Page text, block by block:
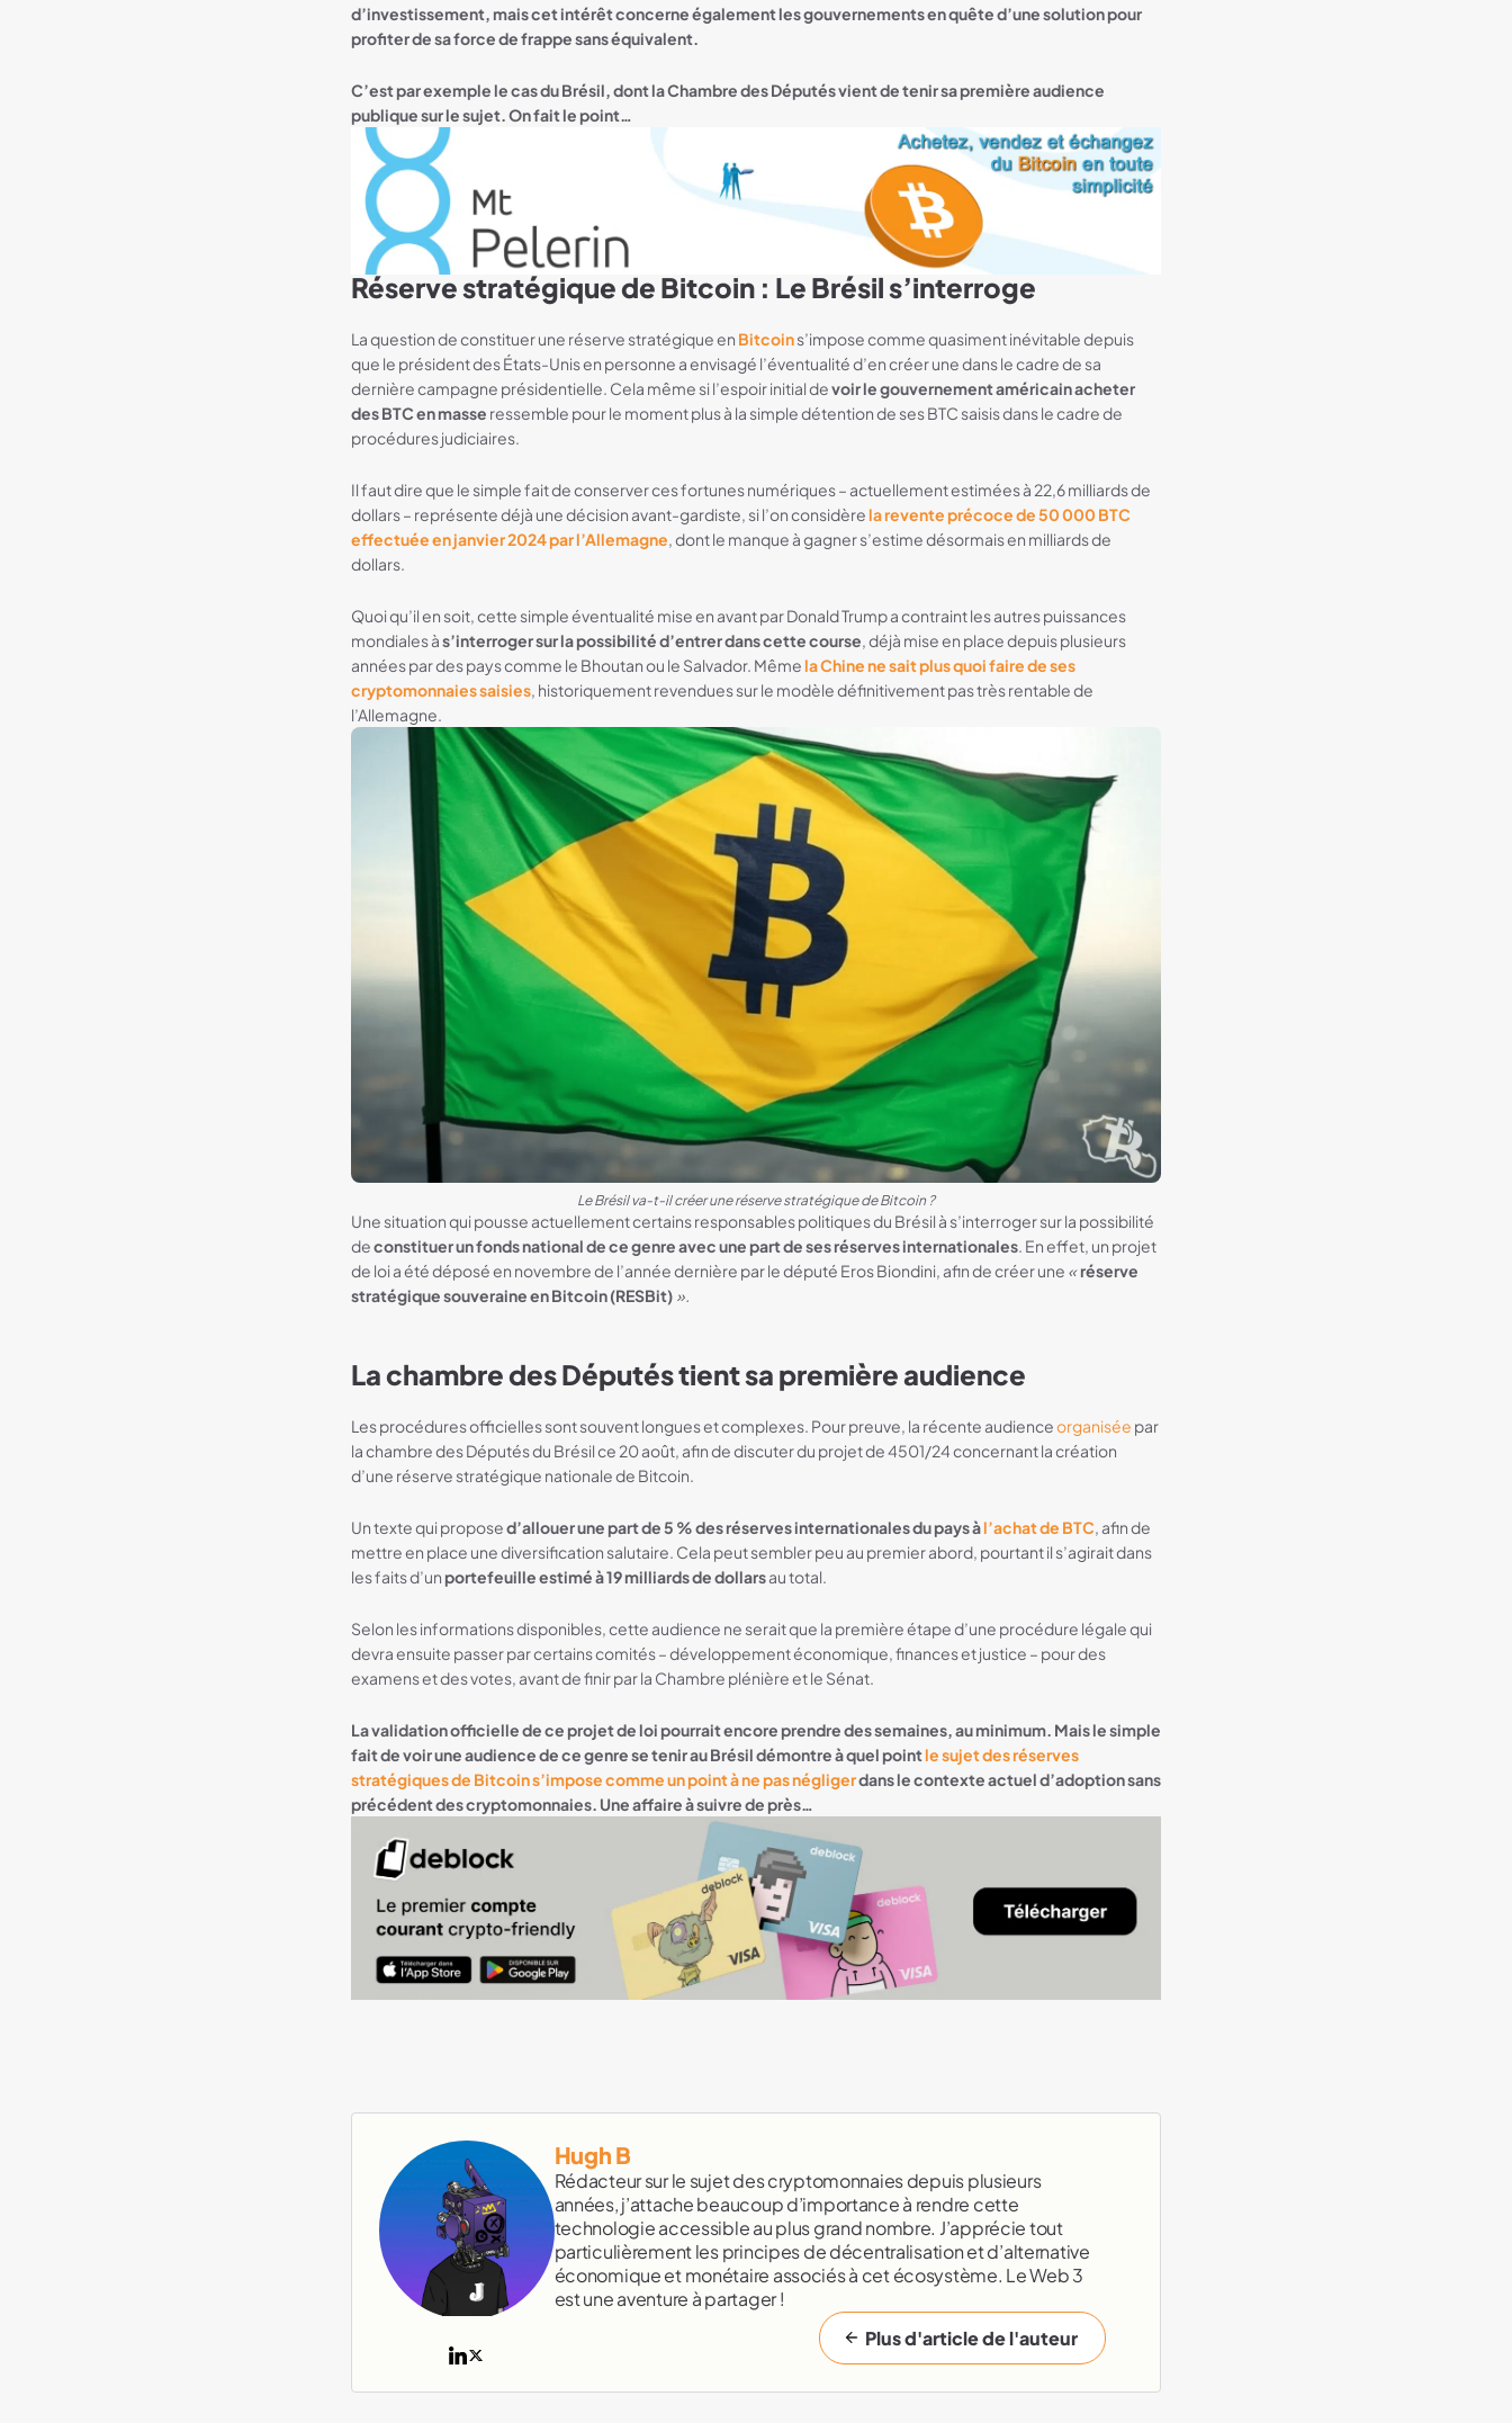
d’investissement, mais cet intérêt concerne également les gouvernements en quête d’une solution pour
profiter de sa force de frappe sans équivalent.
C’est par exemple le cas du Brésil, dont la Chambre des Députés vient de tenir sa première audience
publique sur le sujet. On fait le point…
Bannière MT Pelerin BTC
Réserve stratégique de Bitcoin : Le Brésil s’interroge
La question de constituer une réserve stratégique en Bitcoins’impose comme quasiment inévitable depuis
que le président des États-Unis en personne a envisagé l’éventualité d’en créer une dans le cadre de sa
dernière campagne présidentielle. Cela même si l’espoir initial devoir le gouvernement américain acheter
des BTC en masse ressemble pour le moment plus à la simple détention de ses BTC saisis dans le cadre de
procédures judiciaires.
Il faut dire que le simple fait de conserver ces fortunes numériques – actuellement estimées à 22,6 milliards de
dollars – représente déjà une décision avant-gardiste, si l’on considèrela revente précoce de 50 000 BTC
effectuée en janvier 2024 par l’Allemagne, dont le manque à gagner s’estime désormais en milliards de
dollars.
Quoi qu’il en soit, cette simple éventualité mise en avant par Donald Trump a contraint les autres puissances
mondiales às’interroger sur la possibilité d’entrer dans cette course, déjà mise en place depuis plusieurs
années par des pays comme le Bhoutan ou le Salvador. Mêmela Chine ne sait plus quoi faire de ses
cryptomonnaies saisies, historiquement revendues sur le modèle définitivement pas très rentable de
l’Allemagne.
Le Brésil va-t-il créer une réserve stratégique de Bitcoin ?
Une situation qui pousse actuellement certains responsables politiques du Brésil à s’interroger sur la possibilité
deconstituer un fonds national de ce genre avec une part de ses réserves internationales. En effet, un projet
de loi a été déposé en novembre de l’année dernière par le député Eros Biondini, afin de créer une «réserve
stratégique souveraine en Bitcoin (RESBit) ».
La chambre des Députés tient sa première audience
Les procédures officielles sont souvent longues et complexes. Pour preuve, la récente audienceorganisée par
la chambre des Députés du Brésil ce 20 août, afin de discuter du projet de 4501/24 concernant la création
d’une réserve stratégique nationale de Bitcoin.
Un texte qui proposed’allouer une part de 5 % des réserves internationales du pays àl’achat de BTC, afin de
mettre en place une diversification salutaire. Cela peut sembler peu au premier abord, pourtant il s’agirait dans
les faits d’un portefeuille estimé à 19 milliards de dollarsau total.
Selon les informations disponibles, cette audience ne serait que la première étape d’une procédure légale qui
devra ensuite passer par certains comités – développement économique, finances et justice – pour des
examens et des votes, avant de finir par la Chambre plénière et le Sénat.
La validation officielle de ce projet de loi pourrait encore prendre des semaines, au minimum. Mais le simple
fait de voir une audience de ce genre se tenir au Brésil démontre à quel pointle sujet des réserves
stratégiques de Bitcoin s’impose comme un point à ne pas négligerdans le contexte actuel d’adoption sans
précédent des cryptomonnaies. Une affaire à suivre de près…
Hugh B
Rédacteur sur le sujet des cryptomonnaies depuis plusieurs
années, j’attache beaucoup d’importance à rendre cette
technologie accessible au plus grand nombre. J’apprécie tout
particulièrement les principes de décentralisation et d’alternative
économique et monétaire associés à cet écosystème. Le Web 3
est une aventure à partager !
Plus d'article de l'auteur